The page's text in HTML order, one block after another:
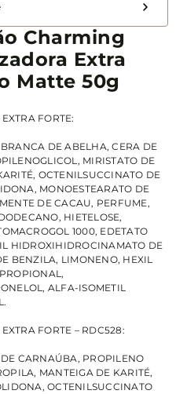
Charming
Extra
Matte 50g
FORTE:
DE ABELHA, CERA DE
MIRISTATO DE
OCTENILSUCCINATO DE
MONOESTEARATO DE
DE CACAU, PERFUME,
HIETELOSE,
1000, EDETATO
HIDROXIHIDROCINAMATO DE
BENZILA, LIMONENO, HEXIL
ALFA-ISOMETIL
FORTE – RDC528:
CARNAÚBA, PROPILENO
MANTEIGA DE KARITÉ,
OCTENILSUCCINATO